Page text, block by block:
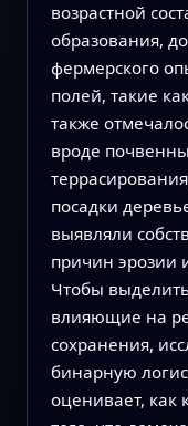
возрастной
образования,
фермерского
полей, такие
также
вроде
посадки
выявляли
причин эрозии
Чтобы
влияющие на
сохранения,
бинарную
оценивает,